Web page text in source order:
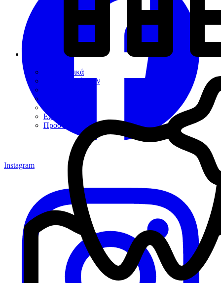
Διαγνωστικά
Αποκαταστάσεων
Εξακτικής
Προσθετικής
Instagram